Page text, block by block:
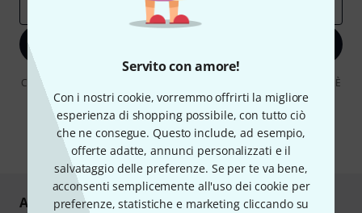
Servito con amore!
Con i nostri cookie, vorremmo offrirti la migliore
esperienza di shopping possibile, con tutto ciò
che ne consegue. Questo include, ad esempio,
offerte adatte, annunci personalizzati e il
salvataggio delle preferenze. Se per te va bene,
acconsenti semplicemente all'uso dei cookie per
preferenze, statistiche e marketing cliccando su
Cliccando su "Iscriviti ora", lei accetta di ricevere pubblicità via e-mail. È
possibile annullare l'iscrizione in qualsiasi momento. Può trovare
ulteriori informazioni sulla newsletter nelle nostre linee guida per la
protezione dei datidata protection guideline.
* Richiesto
Acquisti e pagamenti sicuri